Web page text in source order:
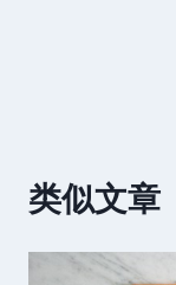
类似文章